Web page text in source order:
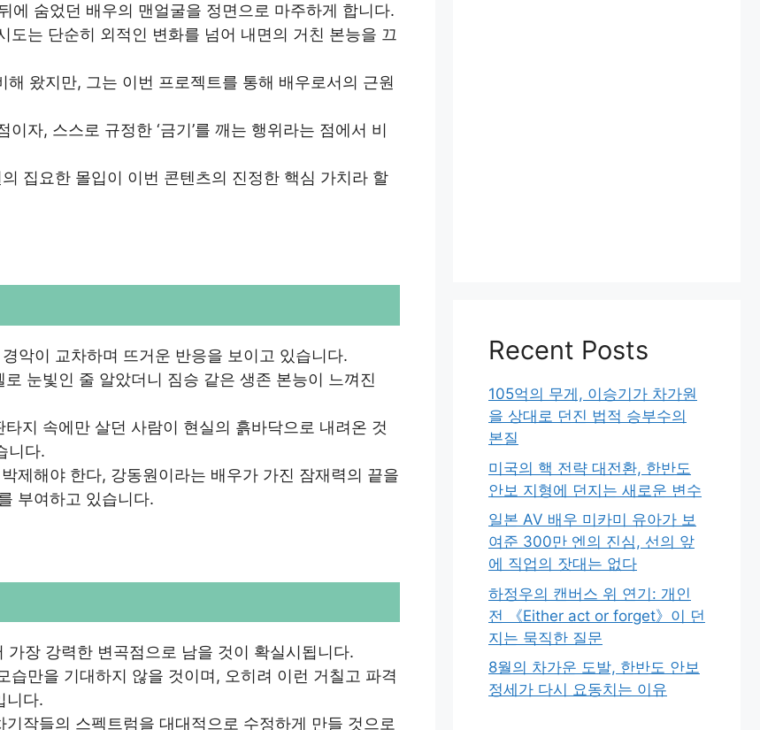
에 숨었던 배우의 맨얼굴을 정면으로 마주하게 합니다.
는 단순히 외적인 변화를 넘어 내면의 거친 본능을 끄
해 왔지만, 그는 이번 프로젝트를 통해 배우로서의 근원
자, 스스로 규정한 ‘금기’를 깨는 행위라는 점에서 비
집요한 몰입이 이번 콘텐츠의 진정한 핵심 가치라 할
악이 교차하며 뜨거운 반응을 보이고 있습니다.
눈빛인 줄 알았더니 짐승 같은 생존 본능이 느껴진
지 속에만 살던 사람이 현실의 흙바닥으로 내려온 것
니다.
제해야 한다, 강동원이라는 배우가 가진 잠재력의 끝을
부여하고 있습니다.
가장 강력한 변곡점으로 남을 것이 확실시됩니다.
만을 기대하지 않을 것이며, 오히려 이런 거칠고 파격
니다.
작들의 스펙트럼을 대대적으로 수정하게 만들 것으로
Recent Posts
105억의 무게, 이승기가 차가원
을 상대로 던진 법적 승부수의
본질
미국의 핵 전략 대전환, 한반도
안보 지형에 던지는 새로운 변수
일본 AV 배우 미카미 유아가 보
여준 300만 엔의 진심, 선의 앞
에 직업의 잣대는 없다
하정우의 캔버스 위 연기: 개인
전 《Either act or forget》이 던
지는 묵직한 질문
8월의 차가운 도발, 한반도 안보
정세가 다시 요동치는 이유